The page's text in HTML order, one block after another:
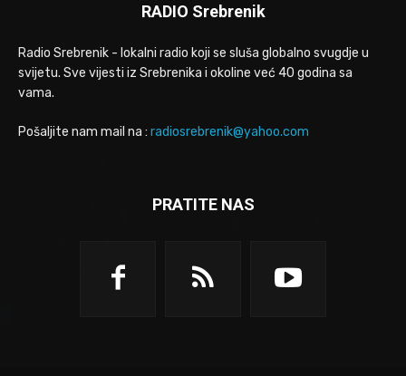
RADIO Srebrenik
Radio Srebrenik - lokalni radio koji se sluša globalno svugdje u
svijetu. Sve vijesti iz Srebrenika i okoline već 40 godina sa
vama.
Pošaljite nam mail na : radiosrebrenik@yahoo.com
PRATITE NAS